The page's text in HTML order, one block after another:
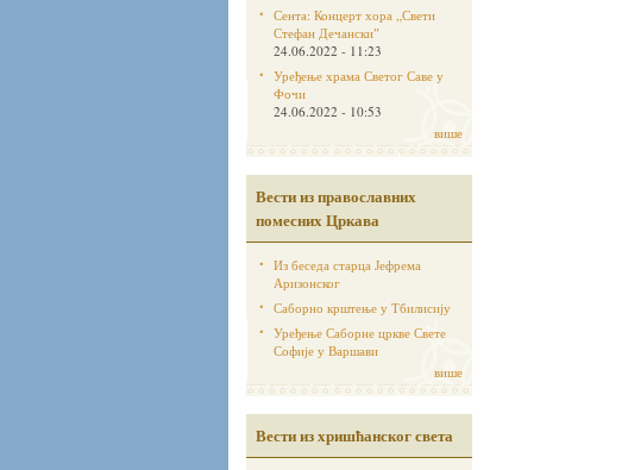
Сента: Концерт хора „Свети
Стефан Дечанскиˮ
24.06.2022 - 11:23
Уређење храма Светог Саве у
Фочи
24.06.2022 - 10:53
више
Вести из православних
помесних Цркава
Из беседа старца Јефрема
Аризонског
Саборно крштење у Тбилисију
Уређење Саборне цркве Свете
Софије у Варшави
више
Вести из хришћанског света